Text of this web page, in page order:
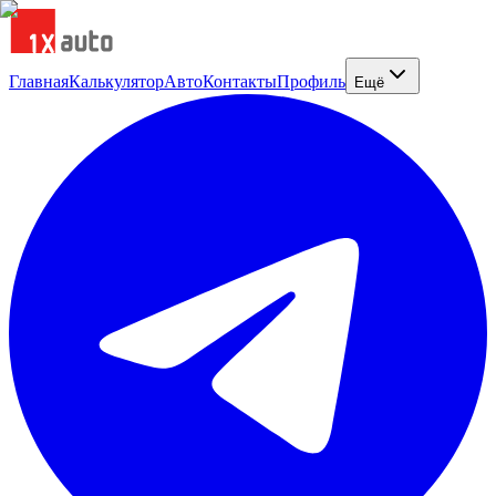
ГлавнаяКалькуляторАвтоКонтактыПрофиль Ещё